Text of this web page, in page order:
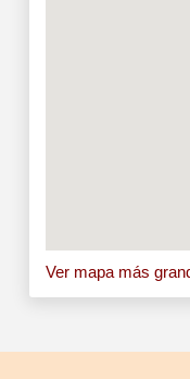
Ver mapa más